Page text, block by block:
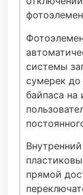
системы
сумерек до
байпаса на
прямой